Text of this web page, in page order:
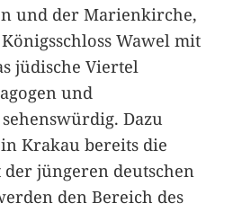
und der Marienkirche,
Wawel mit
jüdische Viertel
und
Dazu
Krakau bereits die
jüngeren deutschen
den Bereich des